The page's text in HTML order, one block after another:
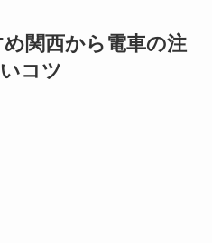
関西から電車の注
コツ